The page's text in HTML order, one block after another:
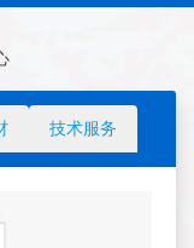
技术服务